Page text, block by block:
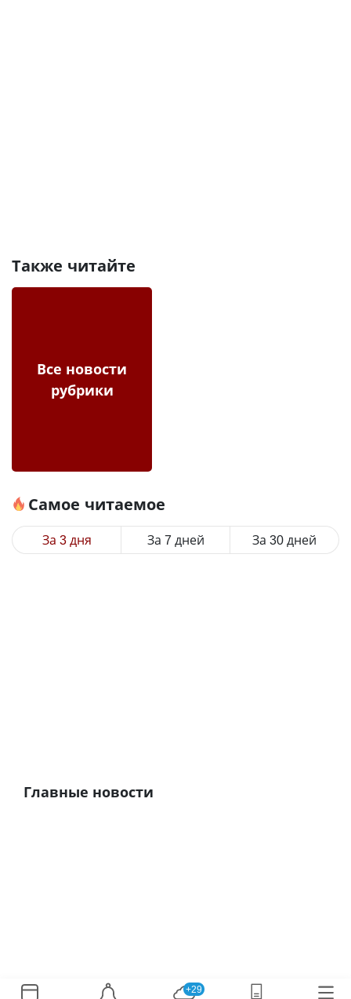
Также читайте
Все новости
рубрики
Самое читаемое
За 3 дня За 7 дней За 30 дней
Главные новости
+29